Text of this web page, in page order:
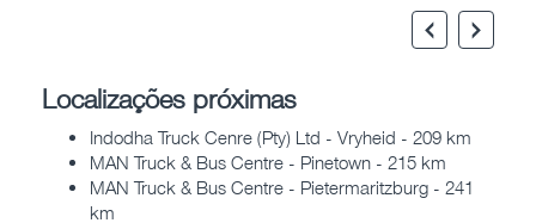
Localizações próximas
Indodha Truck Cenre (Pty) Ltd - Vryheid - 209 km
MAN Truck & Bus Centre - Pinetown - 215 km
MAN Truck & Bus Centre - Pietermaritzburg - 241
km